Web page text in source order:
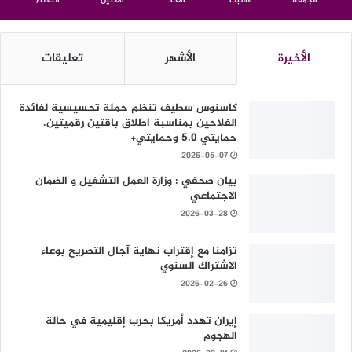
الأخيرة الأشهر تعليقات
كاسنوس سطيف تنظم حملة تحسيسية لفائدة
الفلاحين بمناسبة اطلاق باقتين رقميتين.
حمايتي 5.0 وحمايتي+
2026-05-07
بيان صحفي : وزارة العمل التشغيل و الضمان
الاجتماعي
2026-03-28
تزامنا مع إقتراب نهاية آجال التصريح بوعاء
الاشتراك السنوي
2026-02-26
إيران تهدد أمريكا بحرب إقليمية في حالة
الهجوم